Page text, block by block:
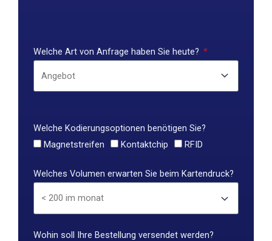
Welche Art von Anfrage haben Sie heute?
Welche Kodierungsoptionen benötigen Sie?
Magnetstreifen
Kontaktchip RFID
Welches Volumen erwarten Sie beim Kartendruck?
Wohin soll Ihre Bestellung versendet werden?